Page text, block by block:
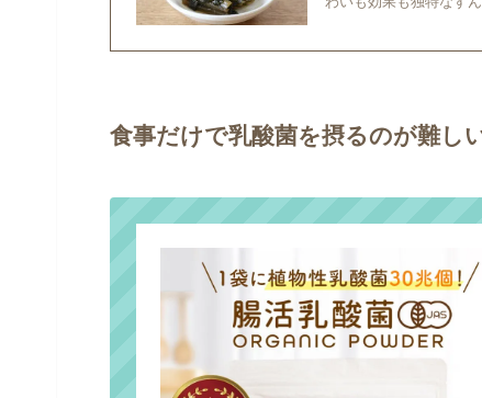
食事だけで乳酸菌を摂るのが難し